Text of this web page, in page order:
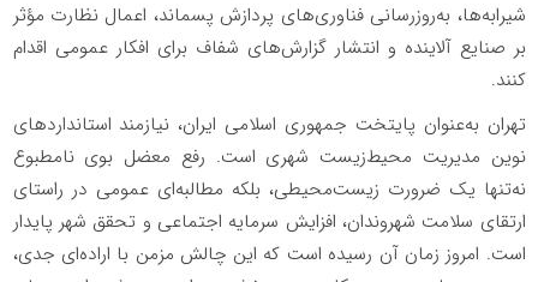
شیرابه‌ها، به‌روزرسانی فناوری‌های پردازش پسماند، اعمال نظارت مؤثر
بر صنایع آلاینده و انتشار گزارش‌های شفاف برای افکار عمومی اقدام
کنند.
تهران به‌عنوان پایتخت جمهوری اسلامی ایران، نیازمند استانداردهای
نوین مدیریت محیط‌زیست شهری است. رفع معضل بوی نامطبوع
نه‌تنها یک ضرورت زیست‌محیطی، بلکه مطالبه‌ای عمومی در راستای
ارتقای سلامت شهروندان، افزایش سرمایه اجتماعی و تحقق شهر پایدار
است. امروز زمان آن رسیده است که این چالش مزمن با اراده‌ای جدی،